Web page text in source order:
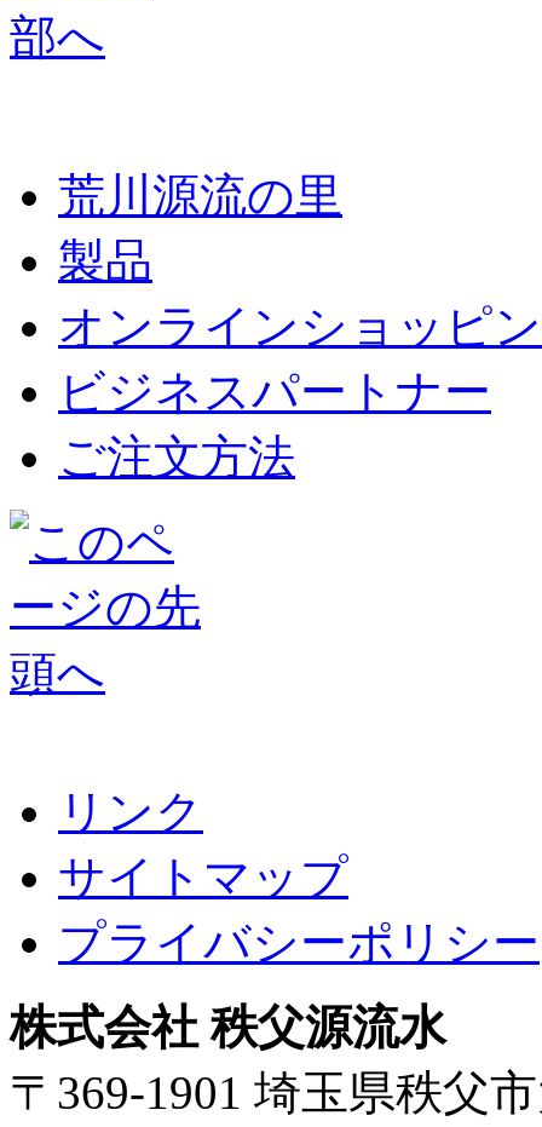
荒川源流の里
製品
オンラインショッピ
ビジネスパートナー
ご注文方法
リンク
サイトマップ
プライバシーポリシー
株式会社 秩父源流水
〒369-1901 埼玉県秩父